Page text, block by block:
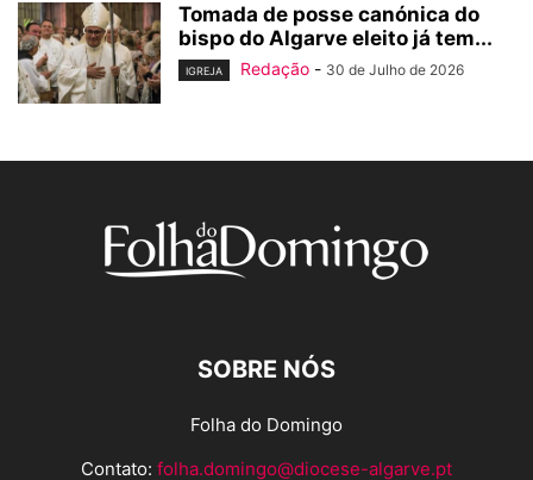
Tomada de posse canónica do
bispo do Algarve eleito já tem...
IGREJA Redação - 30 de Julho de 2026
SOBRE NÓS
Folha do Domingo
Contato: folha.domingo@diocese-algarve.pt